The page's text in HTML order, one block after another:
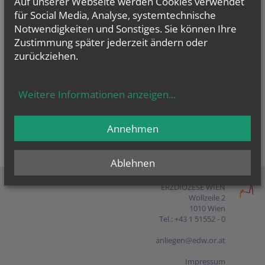
Presse
Shop
ERZDIÖZESE WIEN
Wollzeile 2
1010 Wien
Tel.: +43 1 51552 - 0
anliegen@edw.or.at
Impressum
für Social Media, Analyse, systemtechnische
Notwendigkeiten und Sonstiges. Sie können Ihre
Zustimmung später jederzeit ändern oder
zurückziehen.
Weitere Informationen anzeigen...
Ablehnen
Annehmen